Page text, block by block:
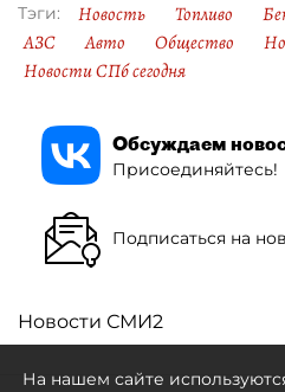
Тэги: Новость Топливо
АЗС
Авто Общество
Новости СПб сегодня
Обсуждаем
Присоединяйтесь!
Подписаться на
Новости СМИ2
На нашем сайте